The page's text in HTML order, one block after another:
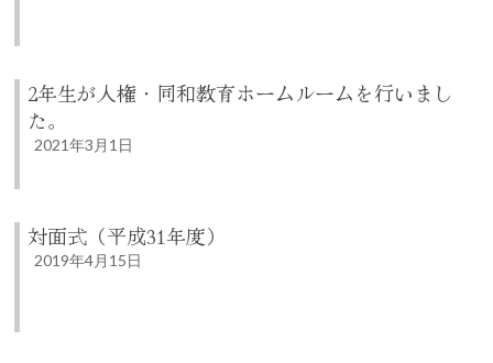
2年生が人権・同和教育ホームルームを行いまし
た。
2021年3月1日
対面式（平成31年度）
2019年4月15日